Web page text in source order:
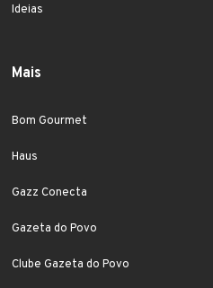
Ideias
Mais
Bom Gourmet
Haus
Gazz Conecta
Gazeta do Povo
Clube Gazeta do Povo